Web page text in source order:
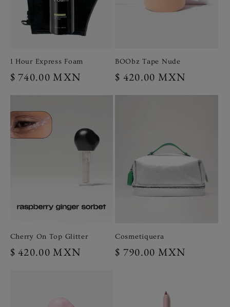
1 Hour Express Foam
Precio
$ 740.00 MXN
BOObz Tape Nude
Precio
$ 420.00 MXN
Cherry On Top Glitter
Precio
$ 420.00 MXN
Cosmetiquera
Precio
$ 790.00 MXN